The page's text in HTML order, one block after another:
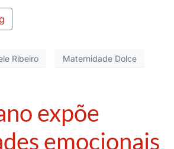
Ribeiro Maternidade Dolce
expõe
emocionais